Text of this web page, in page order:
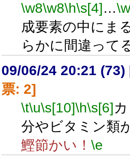
\w8\w8\h\s[4] …
成要素の中にま
らかに間違って
09/06/24 20:21 (73)
票: 2]
\t\u\s[10]\h\s[6]
分やビタミン類
鰹節かい！ \e